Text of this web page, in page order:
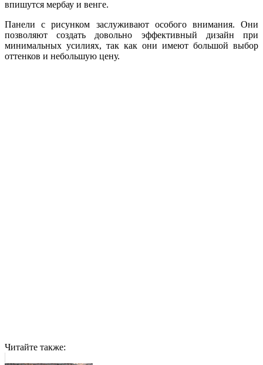
впишутся мербау и венге.
Панели с рисунком заслуживают особого внимания. Они
позволяют создать довольно эффективный дизайн при
минимальных усилиях, так как они имеют большой выбор
оттенков и небольшую цену.
Читайте также: